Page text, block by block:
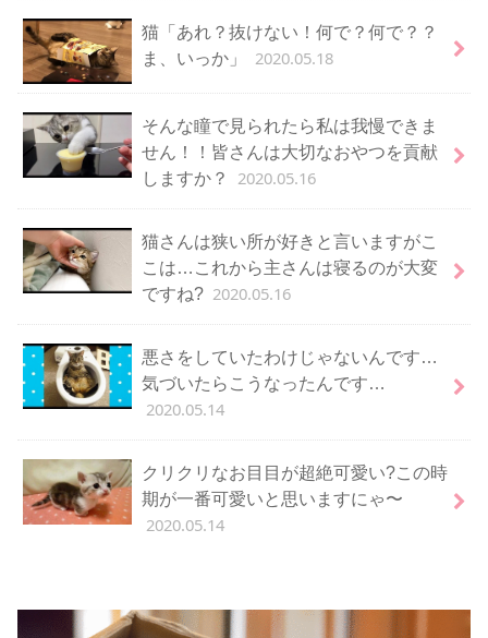
猫「あれ？抜けない！何で？何で？？
ま、いっか」
2020.05.18
そんな瞳で見られたら私は我慢できま
せん！！皆さんは大切なおやつを貢献
しますか？
2020.05.16
猫さんは狭い所が好きと言いますがこ
こは…これから主さんは寝るのが大変
ですね? 2020.05.16
悪さをしていたわけじゃないんです…
気づいたらこうなったんです…
2020.05.14
クリクリなお目目が超絶可愛い?この時
期が一番可愛いと思いますにゃ〜
2020.05.14